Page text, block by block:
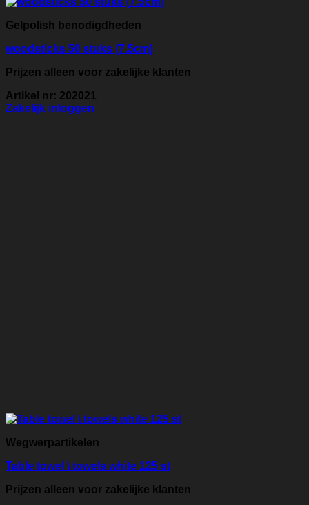
Gelpolish benodigdheden
woodsticks 50 stuks (7.5cm)
Prijzen alleen voor zakelijke klanten
Artikel nr: 202021
Zakelijk inloggen
Wegwerpartikelen
Table towel \ towels white 125 st
Prijzen alleen voor zakelijke klanten